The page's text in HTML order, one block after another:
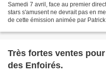
Samedi 7 avril, face au premier
stars s'amusent ne devrait pas en
de cette émission animée par
Très fortes ventes
des Enfoirés.